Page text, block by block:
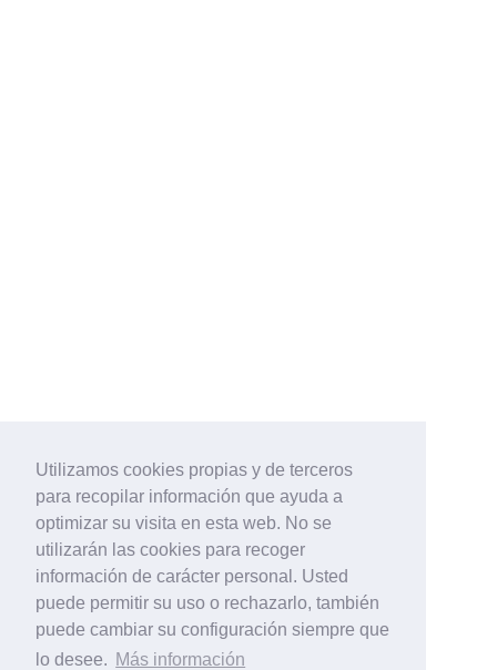
Utilizamos cookies propias y de terceros
para recopilar información que ayuda a
optimizar su visita en esta web. No se
utilizarán las cookies para recoger
información de carácter personal. Usted
puede permitir su uso o rechazarlo, también
puede cambiar su configuración siempre que
lo desee. Más información